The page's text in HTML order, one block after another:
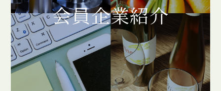
会員企業紹介